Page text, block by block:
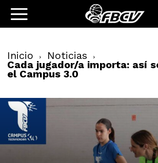
Inicio Noticias
Cada jugador/a importa: así
el Campus 3.0